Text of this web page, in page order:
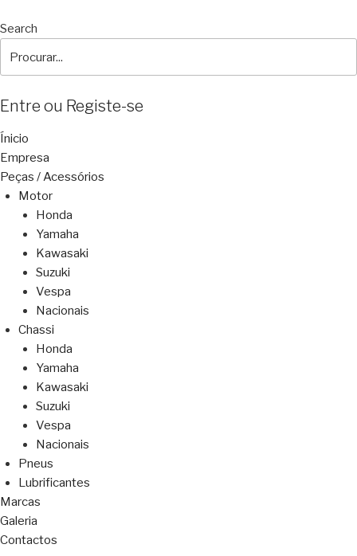
Search
Entre ou Registe-se
Ínicio
Empresa
Peças / Acessórios
Motor
Honda
Yamaha
Kawasaki
Suzuki
Vespa
Nacionais
Chassi
Honda
Yamaha
Kawasaki
Suzuki
Vespa
Nacionais
Pneus
Lubrificantes
Marcas
Galeria
Contactos